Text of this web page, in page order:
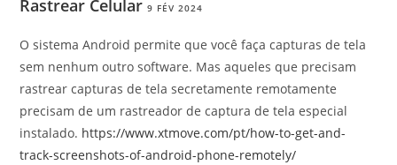
Rastrear Celular 9 FÉV 2024
O sistema Android permite que você faça capturas de tela
sem nenhum outro software. Mas aqueles que precisam
rastrear capturas de tela secretamente remotamente
precisam de um rastreador de captura de tela especial
instalado. https://www.xtmove.com/pt/how-to-get-and-
track-screenshots-of-android-phone-remotely/